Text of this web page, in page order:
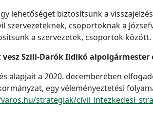
lehetőséget biztosítsunk a
szervezeteknek, csoportoknak a
a szervezetek, csoportok között.
Szili-Darók Ildikó alpolgármester
alapjait a 2020. decemberében
egy véleményeztetési
strategiak/